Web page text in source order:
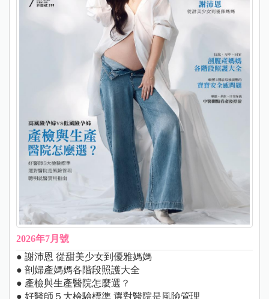
2026年7月號
● 謝沛恩 從甜美少女到優雅媽媽
● 剖婦產媽媽各階段照護大全
● 產檢與生產醫院怎麼選？
● 好醫師５大檢驗標準 選對醫院是風險管理